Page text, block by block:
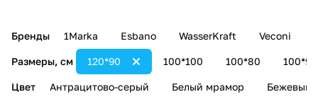
душ
а
Бренды 1Marka Esbano WasserKraft Veconi
Размеры, см 100*100 100*80 100*90
120*90
Цвет Антрацитово-серый Белый мрамор Бежевый